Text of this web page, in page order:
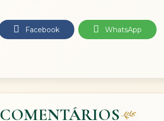
Facebook WhatsApp
COMENTÁRIOS